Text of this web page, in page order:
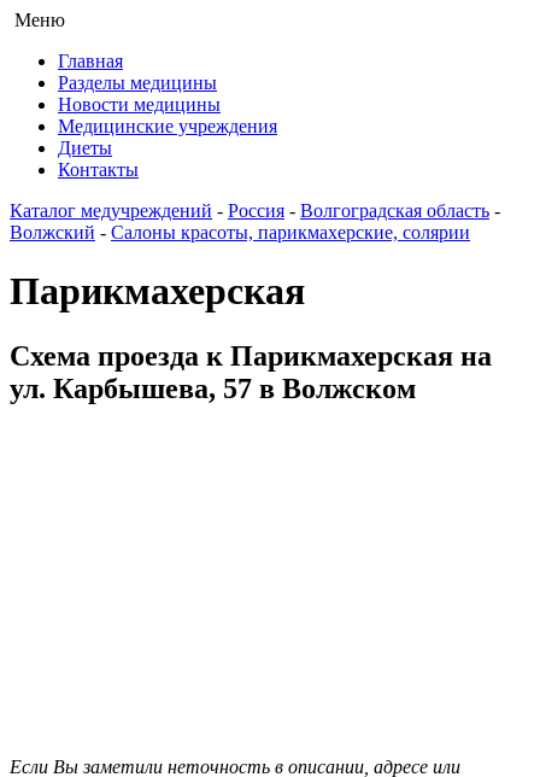
Меню
Главная
Разделы медицины
Новости медицины
Медицинские учреждения
Диеты
Контакты
Каталог медучреждений - Россия - Волгоградская область -
Волжский - Салоны красоты, парикмахерские, солярии
Парикмахерская
Схема проезда к Парикмахерская на
ул. Карбышева, 57 в Волжском
Если Вы заметили неточность в описании, адресе или